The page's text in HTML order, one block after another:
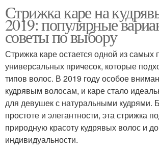
Стрижка каре на
2019: популярные
советы по выбору
Стрижка каре остается одной из самых
универсальных причесок, которые
типов волос. В 2019 году особое
кудрявым волосам, и каре стало
для девушек с натуральными кудрями.
простоте и элегантности, эта стрижка
природную красоту кудрявых волос и
индивидуальности.